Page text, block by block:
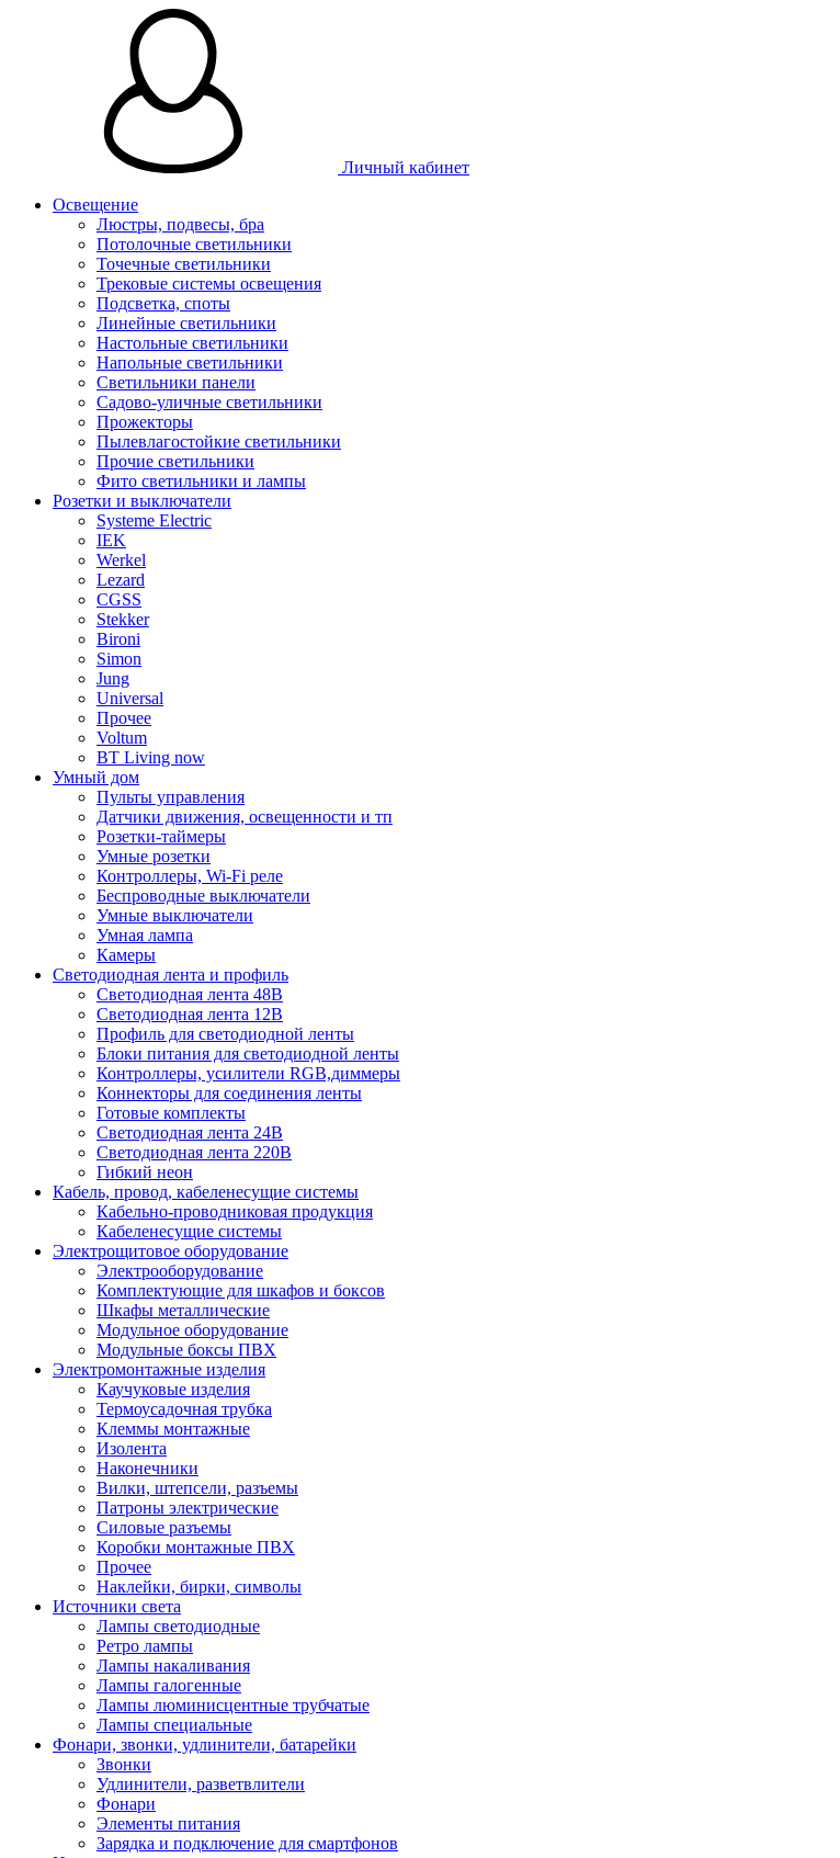
Личный кабинет
Освещение
Люстры, подвесы, бра
Потолочные светильники
Точечные светильники
Трековые системы освещения
Подсветка, споты
Линейные светильники
Настольные светильники
Напольные светильники
Светильники панели
Садово-уличные светильники
Прожекторы
Пылевлагостойкие светильники
Прочие светильники
Фито светильники и лампы
Розетки и выключатели
Systeme Electric
IEK
Werkel
Lezard
CGSS
Stekker
Bironi
Simon
Jung
Universal
Прочее
Voltum
BT Living now
Умный дом
Пульты управления
Датчики движения, освещенности и тп
Розетки-таймеры
Умные розетки
Контроллеры, Wi-Fi реле
Беспроводные выключатели
Умные выключатели
Умная лампа
Камеры
Светодиодная лента и профиль
Светодиодная лента 48В
Светодиодная лента 12В
Профиль для светодиодной ленты
Блоки питания для светодиодной ленты
Контроллеры, усилители RGB,диммеры
Коннекторы для соединения ленты
Готовые комплекты
Светодиодная лента 24В
Светодиодная лента 220В
Гибкий неон
Кабель, провод, кабеленесущие системы
Кабельно-проводниковая продукция
Кабеленесущие системы
Электрощитовое оборудование
Электрооборудование
Комплектующие для шкафов и боксов
Шкафы металлические
Модульное оборудование
Модульные боксы ПВХ
Электромонтажные изделия
Каучуковые изделия
Термоусадочная трубка
Клеммы монтажные
Изолента
Наконечники
Вилки, штепсели, разъемы
Патроны электрические
Силовые разъемы
Коробки монтажные ПВХ
Прочее
Наклейки, бирки, символы
Источники света
Лампы светодиодные
Ретро лампы
Лампы накаливания
Лампы галогенные
Лампы люминисцентные трубчатые
Лампы специальные
Фонари, звонки, удлинители, батарейки
Звонки
Удлинители, разветвлители
Фонари
Элементы питания
Зарядка и подключение для смартфонов